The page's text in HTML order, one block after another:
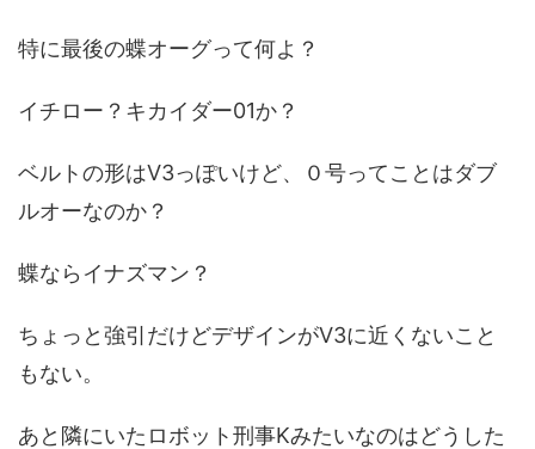
特に最後の蝶オーグって何よ？
イチロー？キカイダー01か？
ベルトの形はV3っぽいけど、０号ってことはダブ
ルオーなのか？
蝶ならイナズマン？
ちょっと強引だけどデザインがV3に近くないこと
もない。
あと隣にいたロボット刑事Kみたいなのはどうした